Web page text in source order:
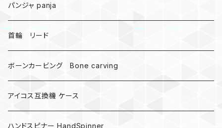
DNA 螺旋
受注作成_名入り、ネーム
パンジャ panja
首輪 リード
ボーンカービング Bone carving
アイコス互換機 ケース
ハンドスピナー HandSpinner